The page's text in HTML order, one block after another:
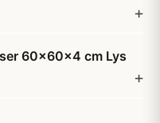
60x60x4 cm Lys